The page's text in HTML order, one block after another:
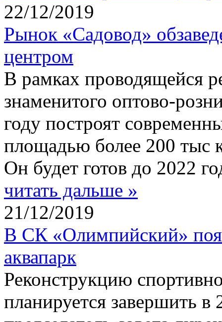
22/12/2019
Рынок «Садовод»
центром
В рамках проводящейся
знаменитого оптово-
году построят
площадью более 200 тыс
Он будет готов до 2022
читать дальше »
21/12/2019
В СК «Олимпийский»
аквапарк
Реконструкцию
планируется завершить